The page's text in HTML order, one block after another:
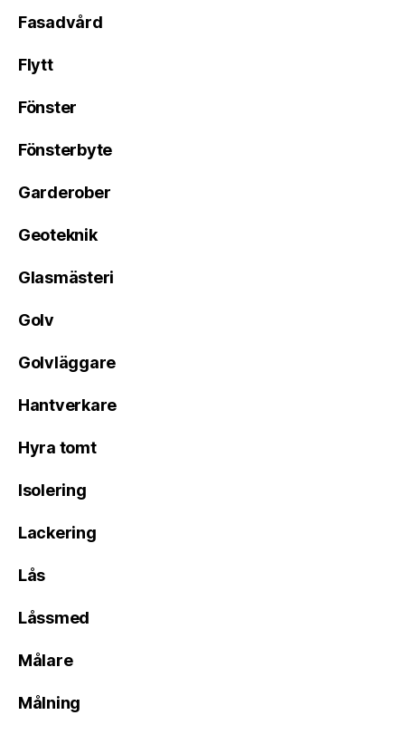
Fasadvård
Flytt
Fönster
Fönsterbyte
Garderober
Geoteknik
Glasmästeri
Golv
Golvläggare
Hantverkare
Hyra tomt
Isolering
Lackering
Lås
Låssmed
Målare
Målning